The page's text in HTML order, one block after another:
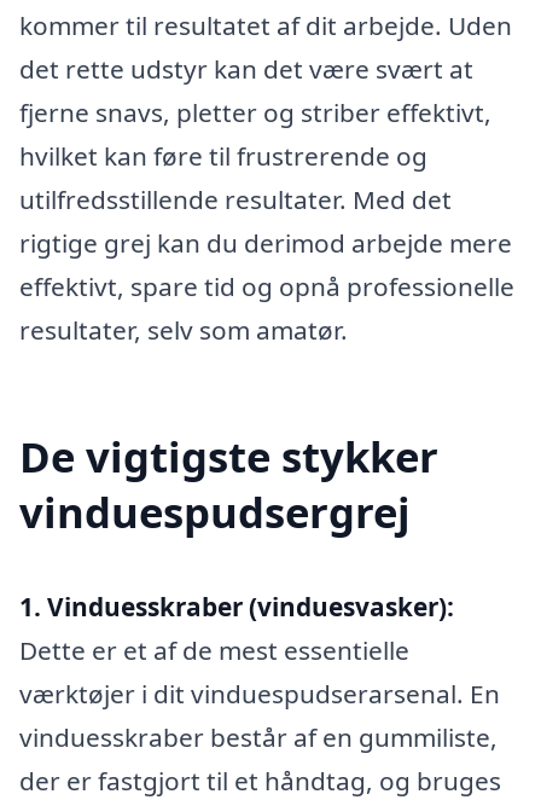
kommer til resultatet af dit arbejde. Uden
det rette udstyr kan det være svært at
fjerne snavs, pletter og striber effektivt,
hvilket kan føre til frustrerende og
utilfredsstillende resultater. Med det
rigtige grej kan du derimod arbejde mere
effektivt, spare tid og opnå professionelle
resultater, selv som amatør.
De vigtigste stykker
vinduespudsergrej
1. Vinduesskraber (vinduesvasker):
Dette er et af de mest essentielle
værktøjer i dit vinduespudserarsenal. En
vinduesskraber består af en gummiliste,
der er fastgjort til et håndtag, og bruges